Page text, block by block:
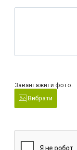
Завантажити фото:
Вибрати